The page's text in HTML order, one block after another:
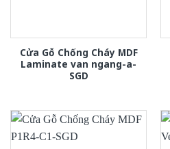
Cửa Gỗ Chống Cháy MDF
Laminate van ngang-a-
SGD